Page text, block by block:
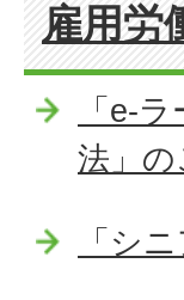
雇用労
「e-
法」の
「シ